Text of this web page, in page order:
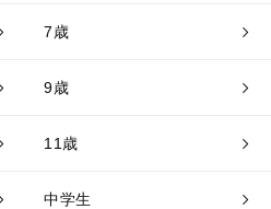
7歳
9歳
11歳
中学生